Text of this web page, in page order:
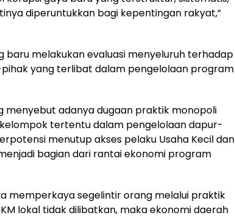
diperuntukkan bagi kepentingan rakyat,”
baru melakukan evaluasi menyeluruh terhadap
yang terlibat dalam pengelolaan program
menyebut adanya dugaan praktik monopoli
tertentu dalam pengelolaan dapur-
menutup akses pelaku Usaha Kecil dan
bagian dari rantai ekonomi program
memperkaya segelintir orang melalui praktik
lokal tidak dilibatkan, maka ekonomi daerah